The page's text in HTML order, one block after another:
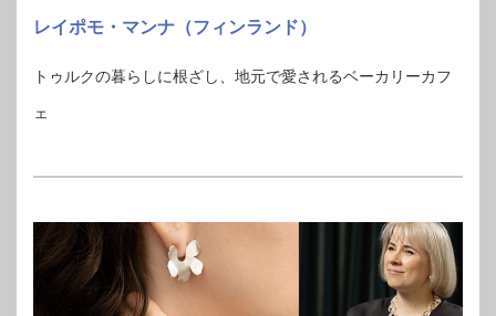
レイポモ・マンナ（フィンランド）
トゥルクの暮らしに根ざし、地元で愛されるベーカリーカフ
ェ